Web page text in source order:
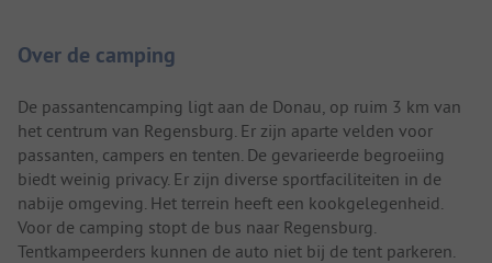
Over de camping
De passantencamping ligt aan de Donau, op ruim 3 km van
het centrum van Regensburg. Er zijn aparte velden voor
passanten, campers en tenten. De gevarieerde begroeiing
biedt weinig privacy. Er zijn diverse sportfaciliteiten in de
nabije omgeving. Het terrein heeft een kookgelegenheid.
Voor de camping stopt de bus naar Regensburg.
Tentkampeerders kunnen de auto niet bij de tent parkeren.